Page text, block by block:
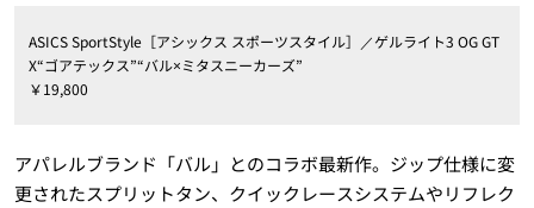
ASICS SportStyle［アシックス スポーツスタイル］／ゲルライト3 OG GT
X“ゴアテックス”“バル×ミタスニーカーズ”
￥19,800
アパレルブランド「バル」とのコラボ最新作。ジップ仕様に変
更されたスプリットタン、クイックレースシステムやリフレク